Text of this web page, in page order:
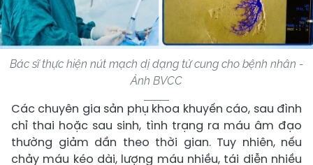
Bác sĩ thực hiện nút mạch dị dạng tử cung cho bệnh nhân -
Ảnh BVCC
Các chuyên gia sản phụ khoa khuyến cáo, sau đình
chỉ thai hoặc sau sinh, tình trạng ra máu âm đạo
thường giảm dần theo thời gian. Tuy nhiên, nếu
chảy máu kéo dài, lượng máu nhiều, tái diễn nhiều